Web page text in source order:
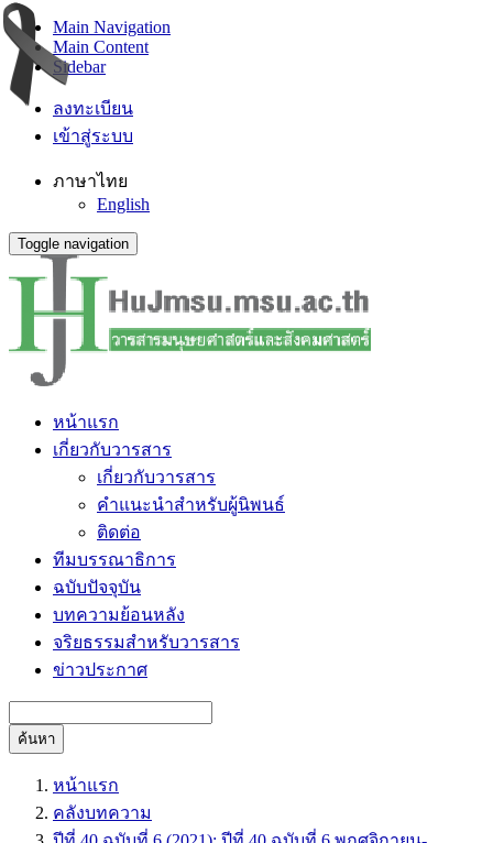
Main Navigation
Main Content
Sidebar
ลงทะเบียน
เข้าสู่ระบบ
ภาษาไทย
English
Toggle navigation
หน้าแรก
เกี่ยวกับวารสาร
เกี่ยวกับวารสาร
คำแนะนำสำหรับผู้นิพนธ์
ติดต่อ
ทีมบรรณาธิการ
ฉบับปัจจุบัน
บทความย้อนหลัง
จริยธรรมสำหรับวารสาร
ข่าวประกาศ
ค้นหา
หน้าแรก
คลังบทความ